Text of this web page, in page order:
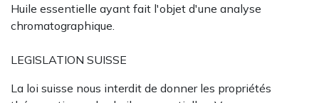
Huile essentielle ayant fait l'objet d'une analyse
chromatographique.
LEGISLATION SUISSE
La loi suisse nous interdit de donner les propriétés